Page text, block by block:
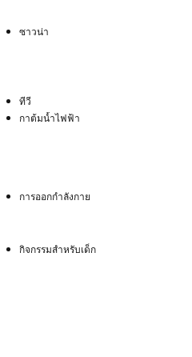
ซาวน่า
ทีวี
กาต้มน้ำไฟฟ้า
การออกกำลังกาย
กิจกรรมสำหรับเด็ก